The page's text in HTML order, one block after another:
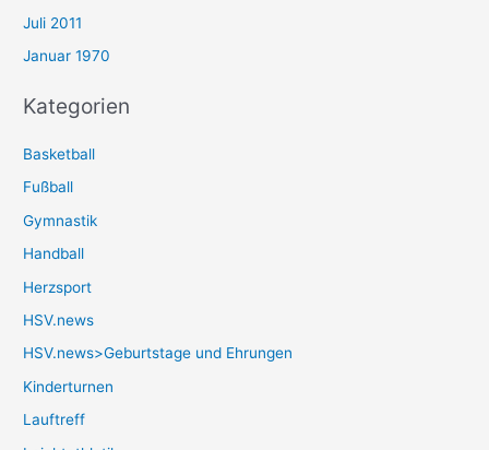
Juli 2011
Januar 1970
Kategorien
Basketball
Fußball
Gymnastik
Handball
Herzsport
HSV.news
HSV.news>Geburtstage und Ehrungen
Kinderturnen
Lauftreff